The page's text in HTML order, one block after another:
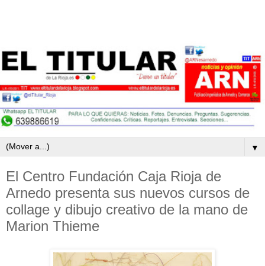
▼
El Centro Fundación Caja Rioja de
Arnedo presenta sus nuevos cursos de
collage y dibujo creativo de la mano de
Marion Thieme